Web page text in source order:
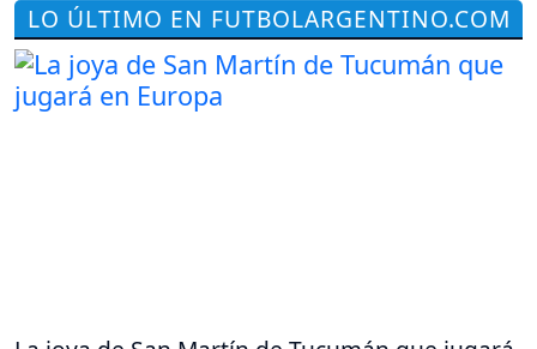
LO ÚLTIMO EN FUTBOLARGENTINO.COM